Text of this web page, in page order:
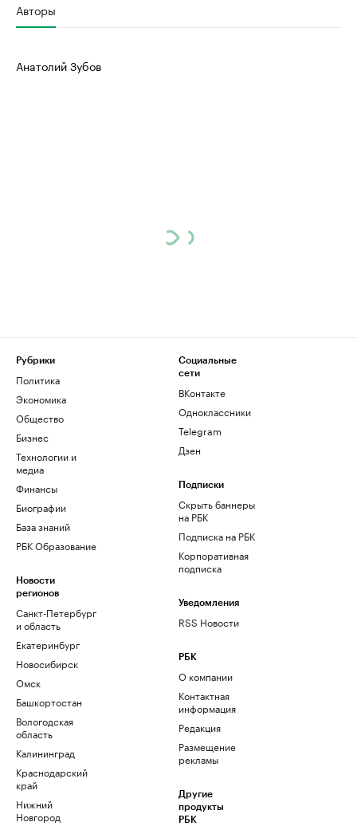
Авторы
Анатолий Зубов
Рубрики
Политика
Экономика
Общество
Бизнес
Технологии и
медиа
Финансы
Биографии
База знаний
РБК Образование
Новости
регионов
Санкт-Петербург
и область
Екатеринбург
Новосибирск
Омск
Башкортостан
Вологодская
область
Калининград
Краснодарский
край
Нижний
Новгород
Социальные
сети
ВКонтакте
Одноклассники
Telegram
Дзен
Подписки
Скрыть баннеры
на РБК
Подписка на РБК
Корпоративная
подписка
Уведомления
RSS Новости
РБК
О компании
Контактная
информация
Редакция
Размещение
рекламы
Другие
продукты
РБК